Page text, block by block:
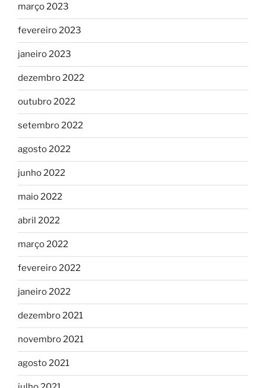
março 2023
fevereiro 2023
janeiro 2023
dezembro 2022
outubro 2022
setembro 2022
agosto 2022
junho 2022
maio 2022
abril 2022
março 2022
fevereiro 2022
janeiro 2022
dezembro 2021
novembro 2021
agosto 2021